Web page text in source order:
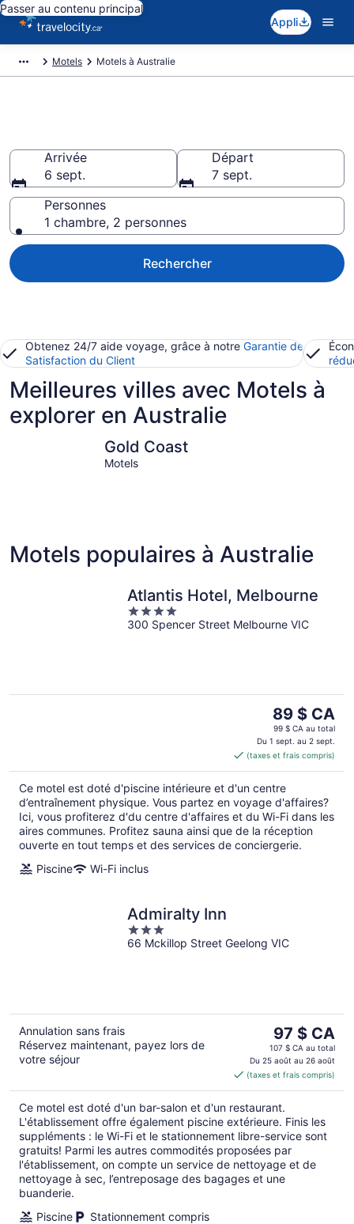
Passer au contenu principal
Appli
Motels Motels à Australie
Arrivée
6 sept.
Départ
7 sept.
Personnes
1 chambre, 2 personnes
Rechercher
Obtenez 24/7 aide voyage, grâce à notre Garantie de
Satisfaction du Client
Meilleures villes avec Motels à
explorer en Australie
Gold Coast
Motels
Motels populaires à Australie
Atlantis Hotel, Melbourne
4
out
300 Spencer Street Melbourne VIC
Le
prix
est
de 89 $ CA
par
nuit
89 $ CA
99 $ CA au total
Du 1 sept. au 2 sept.
(taxes et frais compris)
Ce motel est doté d'piscine intérieure et d'un centre
d’entraînement physique. Vous partez en voyage d'affaires?
Ici, vous profiterez d'du centre d'affaires et du Wi-Fi dans les
aires communes. Profitez sauna ainsi que de la réception
ouverte en tout temps et des services de conciergerie.
Piscine
Wi-Fi inclus
Admiralty Inn
3
out
66 Mckillop Street Geelong VIC
Annulation sans frais
Réservez maintenant, payez lors de
votre séjour
Le
prix
est
de 97 $ CA
par
nuit
97 $ CA
107 $ CA au total
Du 25 août au 26 août
(taxes et frais compris)
Ce motel est doté d'un bar-salon et d'un restaurant.
L'établissement offre également piscine extérieure. Finis les
suppléments : le Wi-Fi et le stationnement libre-service sont
gratuits! Parmi les autres commodités proposées par
l'établissement, on compte un service de nettoyage et de
nettoyage à sec, l’entreposage des bagages et une
buanderie.
Piscine
Stationnement compris